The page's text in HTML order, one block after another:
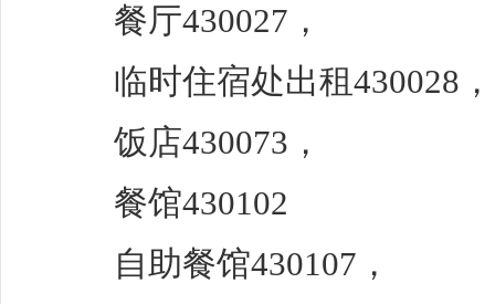
餐厅430027，
临时住宿处出租430028，
饭店430073，
餐馆430102
自助餐馆430107，